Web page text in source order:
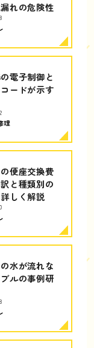
れの危険性
電子制御と
ードが示す
理
の便座交換費
と種類別の
しく解説
水が流れな
ルの事例研